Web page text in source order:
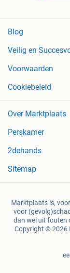
Blog
Veilig en
Voorwaarden
Cookiebeleid
Over Marktplaats
Perskamer
2dehands
Sitemap
Marktplaats is,
voor
dan wel uit fouten
Copyright © 2026